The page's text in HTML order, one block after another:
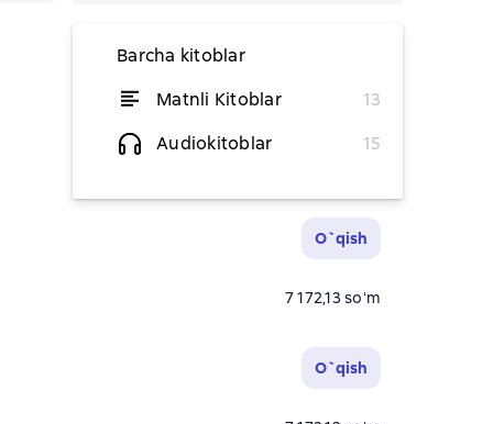
Barcha kitoblar
Matnli Kitoblar
13
Audiokitoblar
15
O`qish
O`qish
7 172,13 soʻm
O`qish